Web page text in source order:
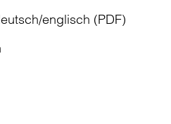
englisch (PDF)